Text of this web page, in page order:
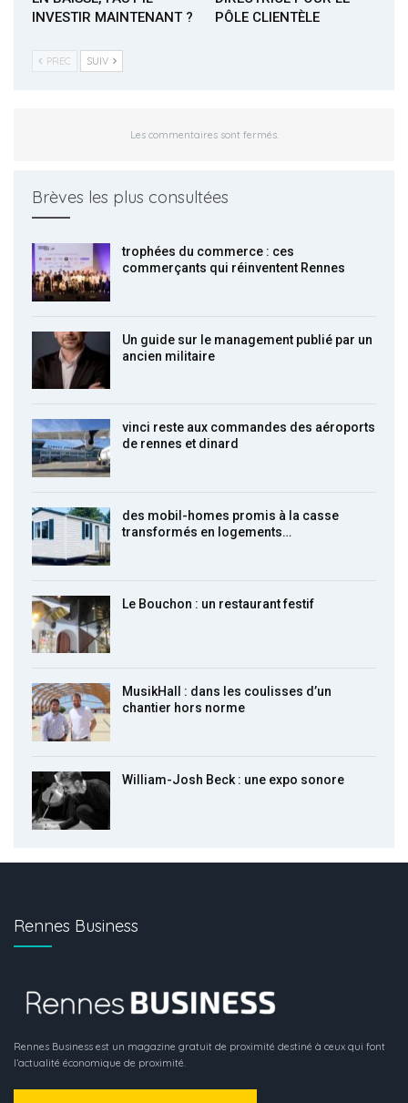
INVESTIR MAINTENANT ?
PÔLE CLIENTÈLE
PREC SUIV
Les commentaires sont fermés.
Brèves les plus consultées
trophées du commerce : ces
commerçants qui réinventent Rennes
Un guide sur le management publié par un
ancien militaire
vinci reste aux commandes des aéroports
de rennes et dinard
des mobil-homes promis à la casse
transformés en logements…
Le Bouchon : un restaurant festif
MusikHall : dans les coulisses d’un
chantier hors norme
William-Josh Beck : une expo sonore
Rennes Business
Rennes Business est un magazine gratuit de proximité destiné à ceux qui font
l’actualité économique de proximité.